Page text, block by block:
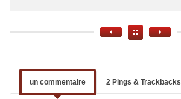
un commentaire 2 Pings & Trackbacks